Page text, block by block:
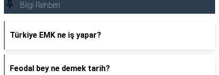
Bilgi Rehberi
Türkiye EMK ne iş yapar?
Feodal bey ne demek tarih?